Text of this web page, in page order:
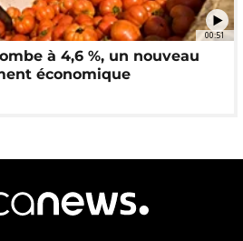
00:51
à 4,6 %, un nouveau
économique